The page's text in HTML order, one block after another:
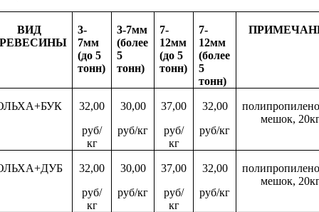
ВИД
3-
7мм
(до 5
тонн)
3-7мм
(более
5
тонн)
7-
12мм
(до 5
тонн)
7-
12мм
(более
5
тонн)
32,00
руб/
кг
30,00
руб/кг
37,00
руб/
кг
32,00
руб/кг
мешок,
32,00
руб/
кг
30,00
руб/кг
37,00
руб/
кг
32,00
руб/кг
мешок,